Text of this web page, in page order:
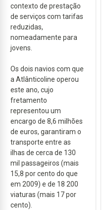
contexto de prestação
de serviços com tarifas
reduzidas,
nomeadamente para
jovens.
Os dois navios com que
a Atlânticoline operou
este ano, cujo
fretamento
representou um
encargo de 8,6 milhões
de euros, garantiram o
transporte entre as
ilhas de cerca de 130
mil passageiros (mais
15,8 por cento do que
em 2009) e de 18 200
viaturas (mais 17 por
cento).